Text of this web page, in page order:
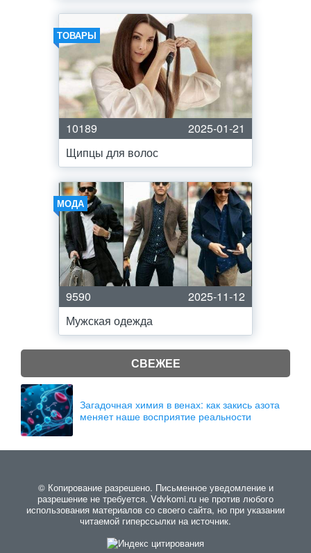
ТОВАРЫ
10189
2025-01-21
Щипцы для волос
МОДА
9590
2025-11-12
Мужская одежда
СВЕЖЕЕ
Загадочная химия в венах: как закись азота
меняет наше восприятие реальности
© Копирование разрешено. Письменное уведомление и
разрешение не требуется. Vdvkomi.ru не против любого
использования материалов со своего сайта, но при указании
читаемой гиперссылки на источник.